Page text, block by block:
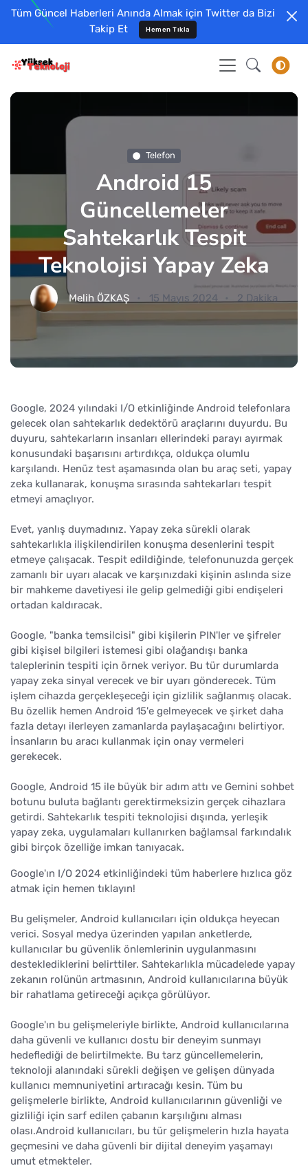
Tüm Güncel Haberleri Anında Almak için Twitter da Bizi
Takip Et
Hemen Tıkla
Telefon
Android 15
Güncellemeler
Sahtekarlık Tespit
Teknolojisi Yapay Zeka
Melih ÖZKAŞ 15 Mayıs 2024 2 Dakika
Google, 2024 yılındaki I/O etkinliğinde Android telefonlara
gelecek olan sahtekarlık dedektörü araçlarını duyurdu. Bu
duyuru, sahtekarların insanları ellerindeki parayı ayırmak
konusundaki başarısını artırdıkça, oldukça olumlu
karşılandı. Henüz test aşamasında olan bu araç seti, yapay
zeka kullanarak, konuşma sırasında sahtekarları tespit
etmeyi amaçlıyor.
Evet, yanlış duymadınız. Yapay zeka sürekli olarak
sahtekarlıkla ilişkilendirilen konuşma desenlerini tespit
etmeye çalışacak. Tespit edildiğinde, telefonunuzda gerçek
zamanlı bir uyarı alacak ve karşınızdaki kişinin aslında size
bir mahkeme davetiyesi ile gelip gelmediği gibi endişeleri
ortadan kaldıracak.
Google, "banka temsilcisi" gibi kişilerin PIN'ler ve şifreler
gibi kişisel bilgileri istemesi gibi olağandışı banka
taleplerinin tespiti için örnek veriyor. Bu tür durumlarda
yapay zeka sinyal verecek ve bir uyarı gönderecek. Tüm
işlem cihazda gerçekleşeceği için gizlilik sağlanmış olacak.
Bu özellik hemen Android 15'e gelmeyecek ve şirket daha
fazla detayı ilerleyen zamanlarda paylaşacağını belirtiyor.
İnsanların bu aracı kullanmak için onay vermeleri
gerekecek.
Google, Android 15 ile büyük bir adım attı ve Gemini sohbet
botunu buluta bağlantı gerektirmeksizin gerçek cihazlara
getirdi. Sahtekarlık tespiti teknolojisi dışında, yerleşik
yapay zeka, uygulamaları kullanırken bağlamsal farkındalık
gibi birçok özelliğe imkan tanıyacak.
Google'ın I/O 2024 etkinliğindeki tüm haberlere hızlıca göz
atmak için hemen tıklayın!
Bu gelişmeler, Android kullanıcıları için oldukça heyecan
verici. Sosyal medya üzerinden yapılan anketlerde,
kullanıcılar bu güvenlik önlemlerinin uygulanmasını
desteklediklerini belirttiler. Sahtekarlıkla mücadelede yapay
zekanın rolünün artmasının, Android kullanıcılarına büyük
bir rahatlama getireceği açıkça görülüyor.
Google'ın bu gelişmeleriyle birlikte, Android kullanıcılarına
daha güvenli ve kullanıcı dostu bir deneyim sunmayı
hedeflediği de belirtilmekte. Bu tarz güncellemelerin,
teknoloji alanındaki sürekli değişen ve gelişen dünyada
kullanıcı memnuniyetini artıracağı kesin. Tüm bu
gelişmelerle birlikte, Android kullanıcılarının güvenliği ve
gizliliği için sarf edilen çabanın karşılığını alması
olası.Android kullanıcıları, bu tür gelişmelerin hızla hayata
geçmesini ve daha güvenli bir dijital deneyim yaşamayı
umut etmekteler.